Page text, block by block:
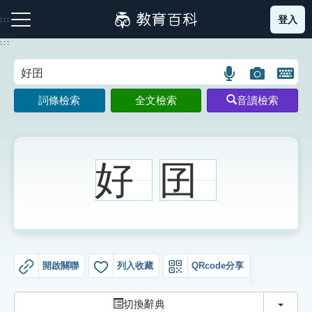
到
主
:::
注音索引圖示 筆畫索引圖示 部首索引表圖示
生字詞彙表
登入
:::
語
言
搜
圖
片
搜
開
鍵
圖
詞條檢索 全文檢索 音讀檢索
好 囝
開啟關聯 列入收藏 QRcode分享
切換辭典 切換